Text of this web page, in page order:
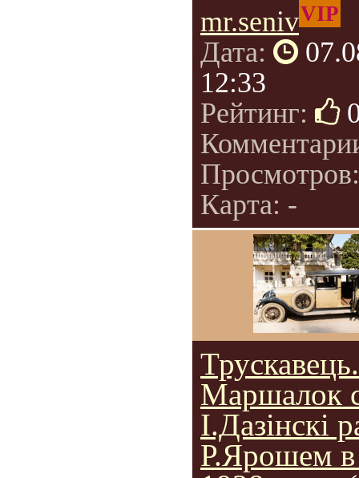
mr.senivVIP
Дата:
12:33
Рейтинг:
Карта: -
Трускавець.
Маршалок
І.Дазінскі
Р.Ярошем в